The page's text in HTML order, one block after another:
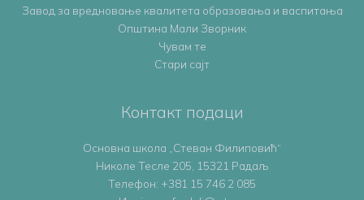
Завод за вредновање квалитета образовања и васпитања
Општина Мали Зворник
Чувам те
Стари сајт
Контакт подаци
Основна школа „Стеван Филиповић“
Николе Тесле 205, 15321 Радаљ
Телефон: +381 15 746 2 085